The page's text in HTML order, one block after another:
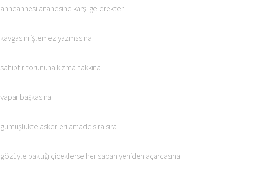
anneannesi ananesine karşı gelerekten
kavgasını işlemez yazmasına
sahiptir torununa kızma hakkına
yapar başkasına
gümüşlükte askerleri amade sıra sıra
gözüyle baktığı çiçeklerse her sabah yeniden açarcasına